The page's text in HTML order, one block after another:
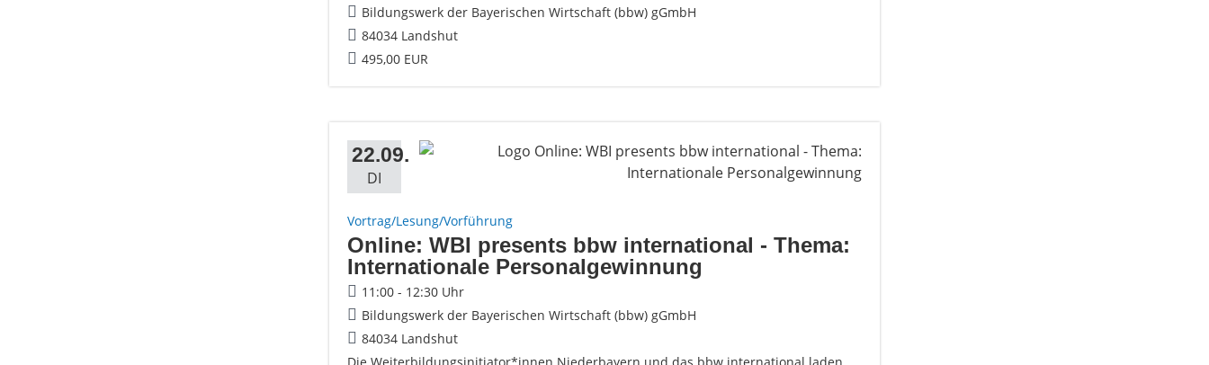
Bildungswerk der Bayerischen Wirtschaft (bbw) gGmbH
84034 Landshut
495,00 EUR
22.09.
DI
Vortrag/Lesung/Vorführung
Online: WBI presents bbw international - Thema:
Internationale Personalgewinnung
11:00 - 12:30 Uhr
Bildungswerk der Bayerischen Wirtschaft (bbw) gGmbH
84034 Landshut